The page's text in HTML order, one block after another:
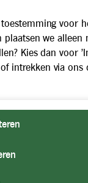
voor
plaatsen we alleen
Kies dan voor
intrekken via ons